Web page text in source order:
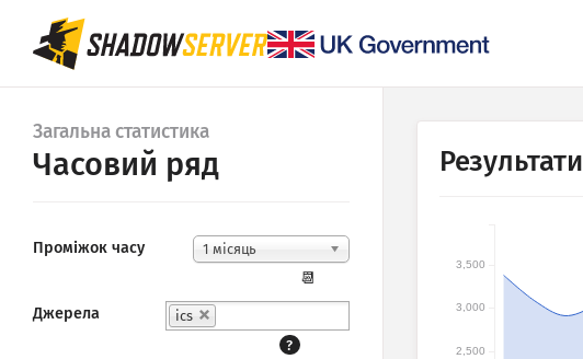
Загальна статистика
Часовий ряд
Проміжок часу 1 місяць
📆
Джерела
ics
?
Результати
2,500
3,000
3,500